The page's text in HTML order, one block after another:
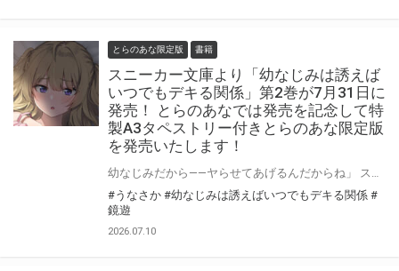
とらのあな限定版 書籍
スニーカー文庫より「幼なじみは誘えば
いつでもデキる関係」第2巻が7月31日に
発売！ とらのあなでは発売を記念して特
製A3タペストリー付きとらのあな限定版
を発売いたします！
#うなさか #幼なじみは誘えばいつでもデキる関係 #
鏡遊
2026.07.10